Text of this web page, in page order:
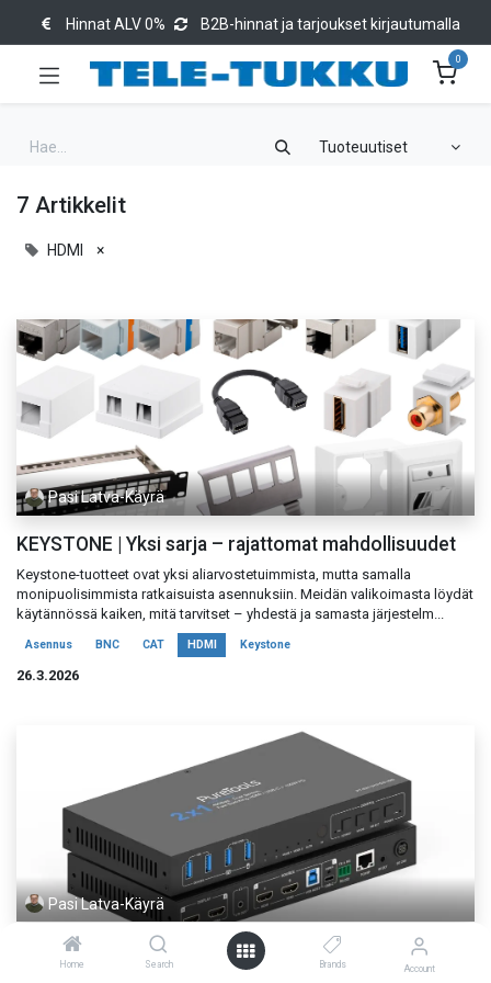
Home Search Brands Account
Hinnat ALV 0% B2B-hinnat ja tarjoukset kirjautumalla
0
Tuoteuutiset
7 Artikkelit
HDMI ×
Pasi Latva-Käyrä
KEYSTONE | Yksi sarja – rajattomat mahdollisuudet
Keystone-tuotteet ovat yksi aliarvostetuimmista, mutta samalla
monipuolisimmista ratkaisuista asennuksiin. Meidän valikoimasta löydät
käytännössä kaiken, mitä tarvitset – yhdestä ja samasta järjestelm...
Asennus BNC CAT HDMI Keystone
26.3.2026
Pasi Latva-Käyrä
2x1 Dual Screen USB-C / HDMI KVM kytkin - 40G